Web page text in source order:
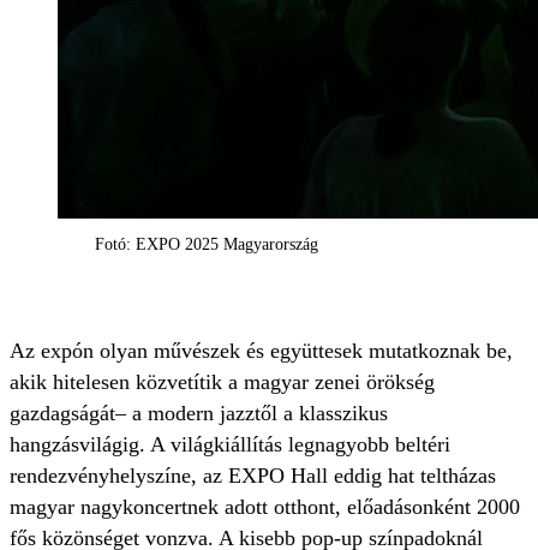
Fotó: EXPO 2025 Magyarország
Az expón olyan művészek és együttesek mutatkoznak be,
akik hitelesen közvetítik a magyar zenei örökség
gazdagságát– a modern jazztől a klasszikus
hangzásvilágig. A világkiállítás legnagyobb beltéri
rendezvényhelyszíne, az EXPO Hall eddig hat teltházas
magyar nagykoncertnek adott otthont, előadásonként 2000
fős közönséget vonzva. A kisebb pop-up színpadoknál